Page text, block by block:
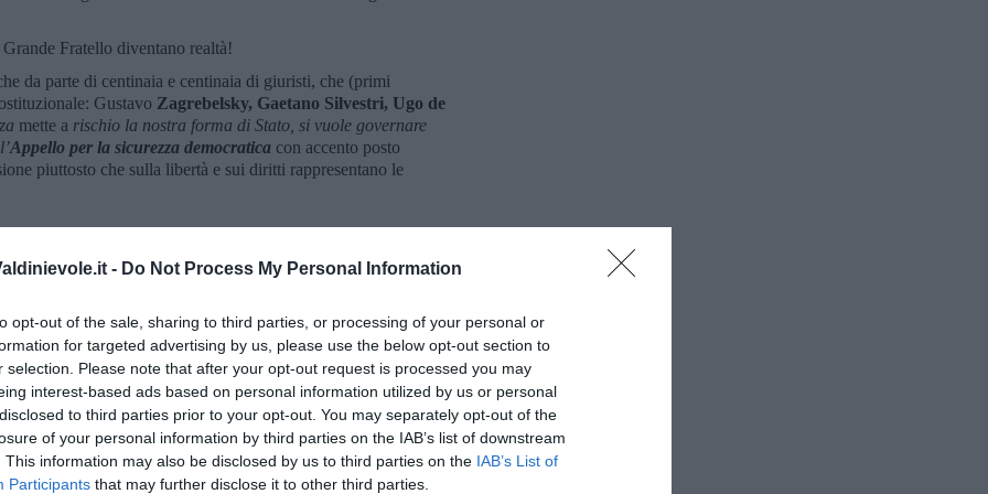
- Do Not Process My Personal Information
opt-out of the sale, sharing to third parties, or processing of your personal or
for targeted advertising by us, please use the below opt-out section to
selection. Please note that after your opt-out request is processed you may
interest-based ads based on personal information utilized by us or personal
to third parties prior to your opt-out. You may separately opt-out of the
of your personal information by third parties on the IAB’s list of downstream
This information may also be disclosed by us to third parties on the IAB’s List of
Participants that may further disclose it to other third parties.
Fratello diventano realtà!
da parte di centinaia e centinaia di giuristi, che (primi
Gustavo Zagrebelsky, Gaetano Silvestri, Ugo de
mette a rischio la nostra forma di Stato, si vuole governare
Appello per la sicurezza democratica con accento posto
piuttosto che sulla libertà e sui diritti rappresentano le
della vita del paese interpretare ed insegnare la nostra
assumere delle posizioni individuali all’esterno
accadono forzature istituzionali di particolare gravità, di
è anzi doveroso assumere insieme delle pubbliche posizioni.
scorsi quando il disegno di legge sulla sicurezza, che stava
dibattito parlamentare dati i discutibilissimi contenuti, è
decreto-legge, senza che vi fosse alcuna straordinarietà, né
come la Costituzione impone. Tale decreto – ultimo
a comprimere i diritti e accentrare il potere – presenta
, il primo dei quali consiste nel vero e proprio vulnus
È accaduto spesso in passato ed anche in tempi recenti che